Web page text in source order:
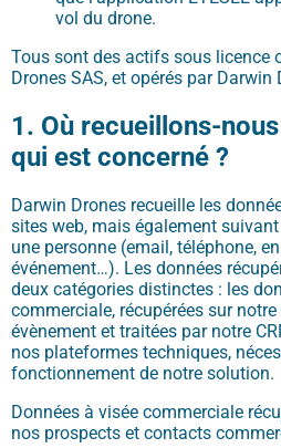
vol du drone.
Tous sont des actifs sous licence
Drones SAS, et opérés par Darwin
1. Où recueillons-
qui est concerné ?
Darwin Drones recueille les
sites web, mais également
une personne (email, téléphone,
événement…). Les données
deux catégories distinctes : les
commerciale, récupérées sur
évènement et traitées par notre
nos plateformes techniques,
fonctionnement de notre solution.
Données à visée commerciale
nos prospects et contacts